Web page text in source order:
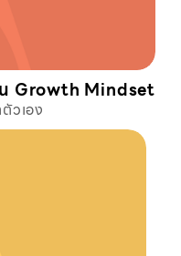
น Growth Mindset
วเอง